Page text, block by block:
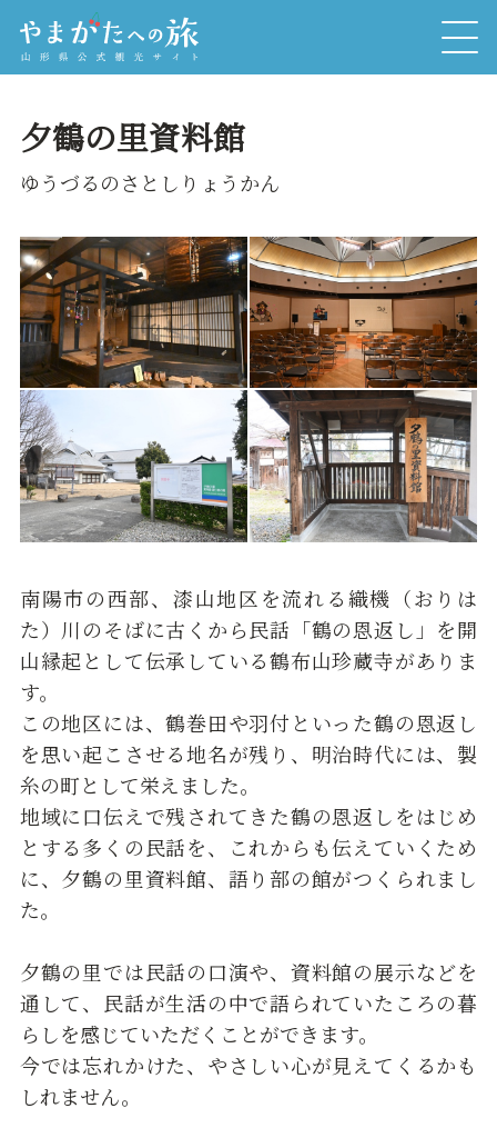
夕鶴の里資料館
ゆうづるのさとしりょうかん
南陽市の西部、漆山地区を流れる織機（おりは
た）川のそばに古くから民話「鶴の恩返し」を開
山縁起として伝承している鶴布山珍蔵寺がありま
す。
この地区には、鶴巻田や羽付といった鶴の恩返し
を思い起こさせる地名が残り、明治時代には、製
糸の町として栄えました。
地域に口伝えで残されてきた鶴の恩返しをはじめ
とする多くの民話を、これからも伝えていくため
に、夕鶴の里資料館、語り部の館がつくられまし
た。
夕鶴の里では民話の口演や、資料館の展示などを
通して、民話が生活の中で語られていたころの暮
らしを感じていただくことができます。
今では忘れかけた、やさしい心が見えてくるかも
しれません。